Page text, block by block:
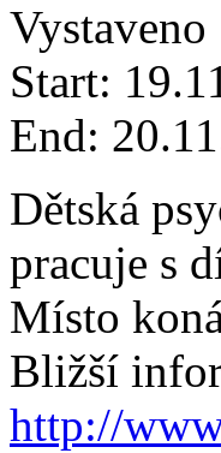
Start:
End:
Dětská
pracuje s
Místo
Bližší
http://